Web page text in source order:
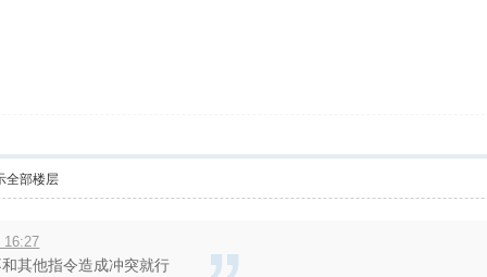
全部楼层
16:27
其他指令造成冲突就行